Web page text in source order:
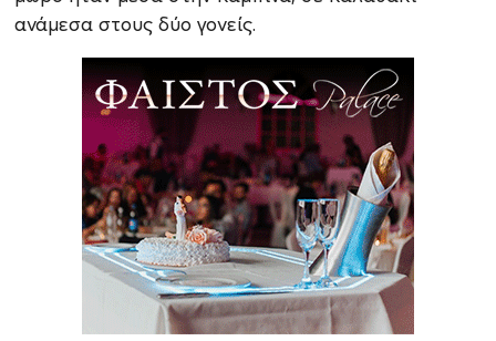
ανάμεσα στους δύο γονείς.